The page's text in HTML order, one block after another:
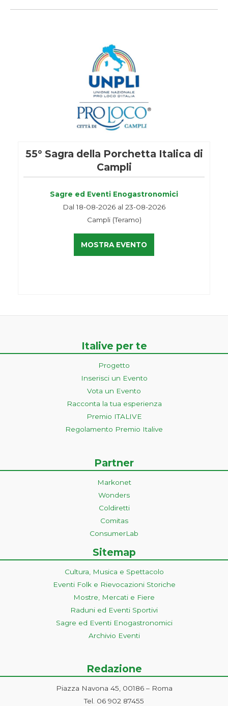
55° Sagra della Porchetta Italica di
Campli
Sagre ed Eventi Enogastronomici
Dal 18-08-2026 al 23-08-2026
Campli (Teramo)
MOSTRA EVENTO
Italive per te
Progetto
Inserisci un Evento
Vota un Evento
Racconta la tua esperienza
Premio ITALIVE
Regolamento Premio Italive
Partner
Markonet
Wonders
Coldiretti
Comitas
ConsumerLab
Sitemap
Cultura, Musica e Spettacolo
Eventi Folk e Rievocazioni Storiche
Mostre, Mercati e Fiere
Raduni ed Eventi Sportivi
Sagre ed Eventi Enogastronomici
Archivio Eventi
Redazione
Piazza Navona 45, 00186 – Roma
Tel. 06 902 87455